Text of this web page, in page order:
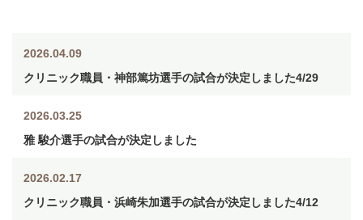
2026.04.09
クリニック職員・神部篤坊選手の試合が決定しました4/29
2026.03.25
雅 駿介選手の試合が決定しました
2026.02.17
クリニック職員・浜崎朱加選手の試合が決定しました4/12